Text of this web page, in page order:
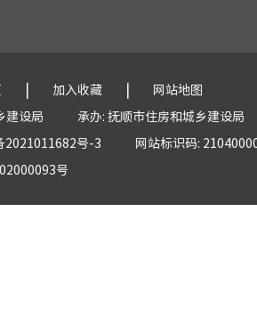
| 加入收藏 |
网站地图
建设局
承办: 抚顺市住房和城乡建设局
2021011682号-3
网站标识码:
号